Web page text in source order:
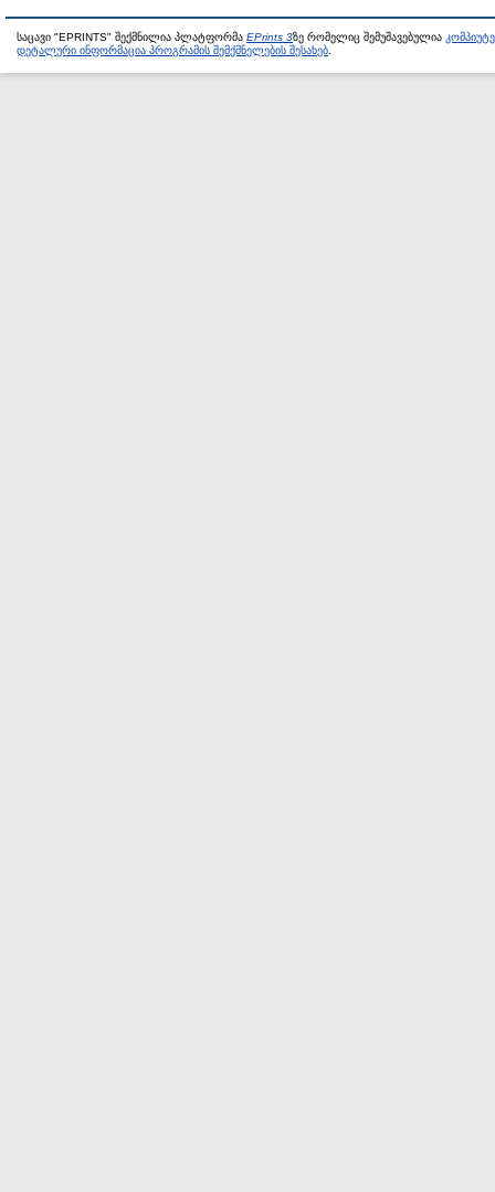
საცავი "EPRINTS" შექმნილია პლატფორმა EPrints 3ზე რომელიც შემუშავებულია
დეტალური ინფორმაცია პროგრამის შემქმნელების შესახებ